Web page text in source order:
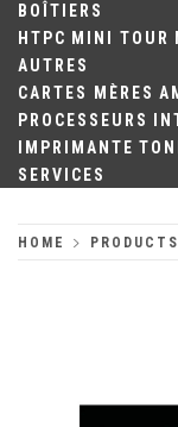
BOÎTIERS
HTPC MINI TOUR
AUTRES
CARTES MÈRES
PROCESSEURS
IMPRIMANTE
SERVICES
HOME PRODUCTS